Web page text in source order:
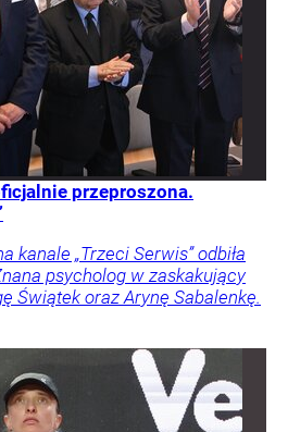
przeproszona.
kanale „Trzeci Serwis” odbiła
psycholog w zaskakujący
Świątek oraz Arynę Sabalenkę.